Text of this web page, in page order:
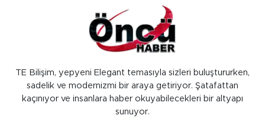
TE Bilişim, yepyeni Elegant temasıyla sizleri buluştururken,
sadelik ve modernizmi bir araya getiriyor. Şatafattan
kaçınıyor ve insanlara haber okuyabilecekleri bir altyapı
sunuyor.